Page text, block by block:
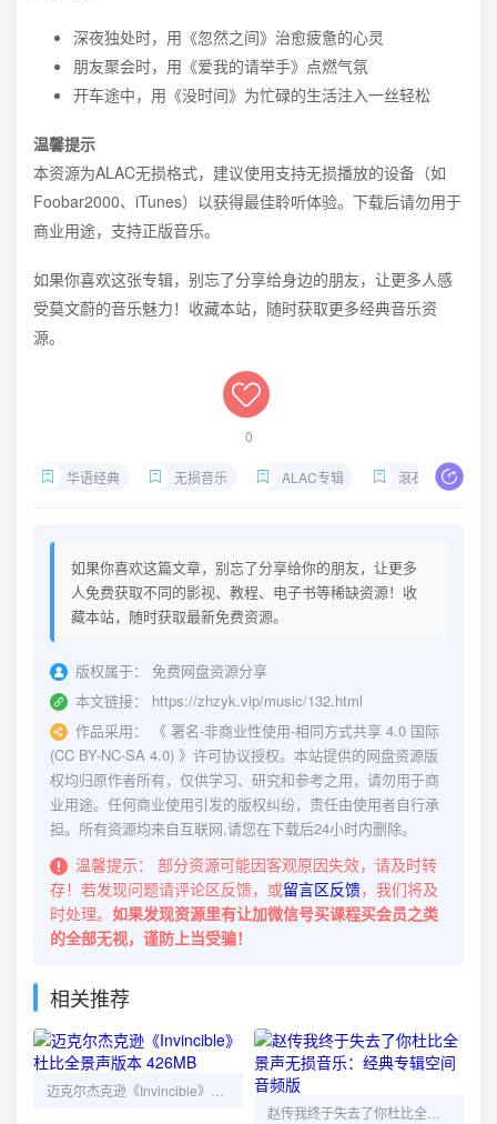
深夜独处时，用《忽然之间》治愈疲惫的心灵
朋友聚会时，用《爱我的请举手》点燃气氛
开车途中，用《没时间》为忙碌的生活注入一丝轻松
温馨提示
本资源为ALAC无损格式，建议使用支持无损播放的设备（如
Foobar2000、iTunes）以获得最佳聆听体验。下载后请勿用于
商业用途，支持正版音乐。
如果你喜欢这张专辑，别忘了分享给身边的朋友，让更多人感
受莫文蔚的音乐魅力！收藏本站，随时获取更多经典音乐资
源。
0
华语经典 无损音乐 ALAC专辑 滾石唱片
如果你喜欢这篇文章，别忘了分享给你的朋友，让更多
人免费获取不同的影视、教程、电子书等稀缺资源！收
藏本站，随时获取最新免费资源。
版权属于：
免费网盘资源分享
本文链接：
https://zhzyk.vip/music/132.html
作品采用：
《 署名-非商业性使用-相同方式共享 4.0 国际
(CC BY-NC-SA 4.0) 》许可协议授权。本站提供的网盘资源版
权均归原作者所有，仅供学习、研究和参考之用，请勿用于商
业用途。任何商业使用引发的版权纠纷，责任由使用者自行承
担。所有资源均来自互联网,请您在下载后24小时内删除。
温馨提示：
部分资源可能因客观原因失效，请及时转
存！若发现问题请评论区反馈，或留言区反馈，我们将及
时处理。 如果发现资源里有让加微信号买课程买会员之类
的全部无视，谨防上当受骗！
相关推荐